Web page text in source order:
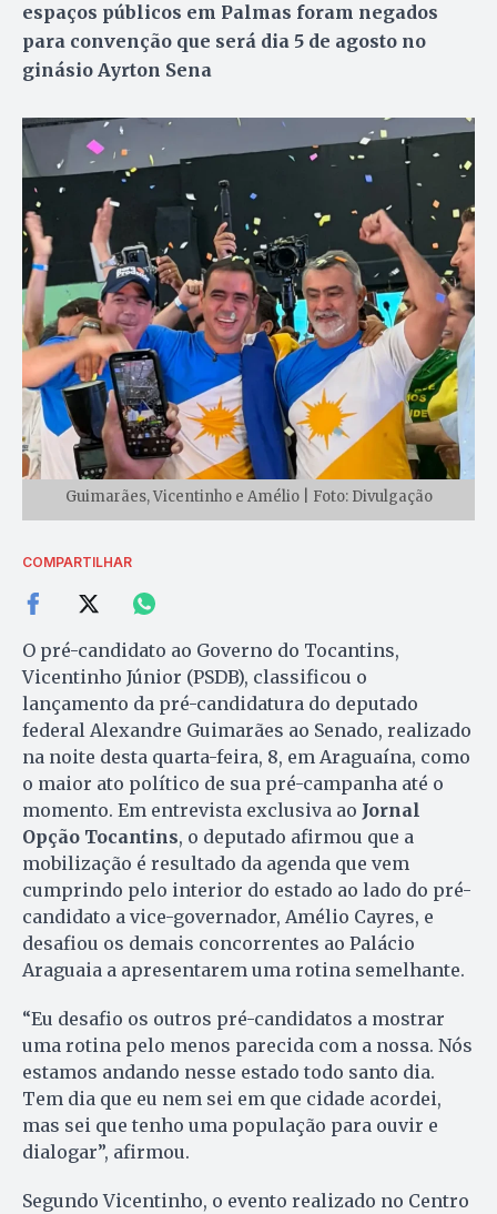
espaços públicos em Palmas foram negados
para convenção que será dia 5 de agosto no
ginásio Ayrton Sena
Guimarães, Vicentinho e Amélio | Foto: Divulgação
COMPARTILHAR
O pré-candidato ao Governo do Tocantins,
Vicentinho Júnior (PSDB), classificou o
lançamento da pré-candidatura do deputado
federal Alexandre Guimarães ao Senado, realizado
na noite desta quarta-feira, 8, em Araguaína, como
o maior ato político de sua pré-campanha até o
momento. Em entrevista exclusiva ao Jornal
Opção Tocantins, o deputado afirmou que a
mobilização é resultado da agenda que vem
cumprindo pelo interior do estado ao lado do pré-
candidato a vice-governador, Amélio Cayres, e
desafiou os demais concorrentes ao Palácio
Araguaia a apresentarem uma rotina semelhante.
“Eu desafio os outros pré-candidatos a mostrar
uma rotina pelo menos parecida com a nossa. Nós
estamos andando nesse estado todo santo dia.
Tem dia que eu nem sei em que cidade acordei,
mas sei que tenho uma população para ouvir e
dialogar”, afirmou.
Segundo Vicentinho, o evento realizado no Centro